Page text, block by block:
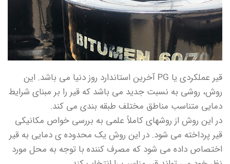
قیر عملکردی یا PG آخرین استاندارد روز دنیا می باشد. این
روش، روشی به نسبت جدید می باشد که قیر را بر مبنای شرایط
دمایی متناسب مناطق مختلف طبقه بندی می کند.
در این روش از روشهای کاملاً علمی به بررسی خواص مکانیکی
قیر پرداخته می شود. در این روش یک محدوده ی دمایی به قیر
اختصاص داده می شود که مصرف کننده با توجه به محل مورد